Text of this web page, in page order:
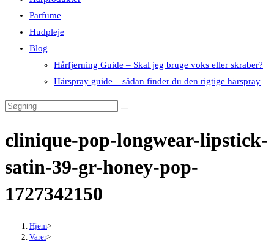
Parfume
Hudpleje
Blog
Hårfjerning Guide – Skal jeg bruge voks eller skraber?
Hårspray guide – sådan finder du den rigtige hårspray
clinique-pop-longwear-lipstick-
satin-39-gr-honey-pop-
1727342150
Hjem>
Varer>